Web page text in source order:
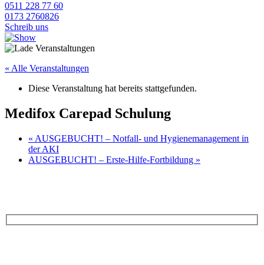
0511 228 77 60
0173 2760826
Schreib uns
« Alle Veranstaltungen
Diese Veranstaltung hat bereits stattgefunden.
Medifox Carepad Schulung
« AUSGEBUCHT! – Notfall- und Hygienemanagement in
der AKI
AUSGEBUCHT! – Erste-Hilfe-Fortbildung »